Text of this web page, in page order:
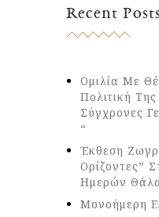
Recent Posts
Ομιλία Με
Πολιτική
Σύγχρονες
“
Έκθεση
Ορίζοντες”
Ημερών
Μονοήμερη